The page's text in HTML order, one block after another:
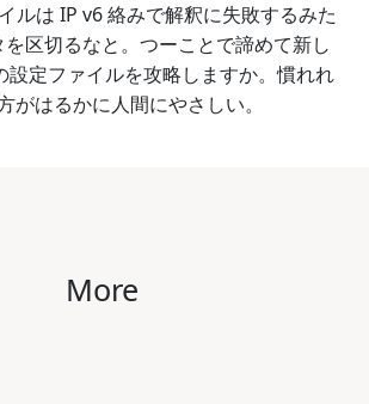
ルは IP v6 絡みで解釈に失敗するみた
区切るなと。つーことで諦めて新し
定ファイルを攻略しますか。慣れれ
がはるかに人間にやさしい。
More